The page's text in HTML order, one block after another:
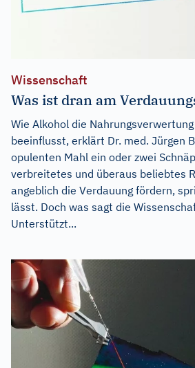
Wissenschaft
Was ist dran am
Wie Alkohol die
beeinflusst, erklärt Dr. med. Jürgen
opulenten Mahl ein oder zwei
verbreitetes und überaus beliebtes
angeblich die Verdauung fördern,
lässt. Doch was sagt die
Unterstützt...